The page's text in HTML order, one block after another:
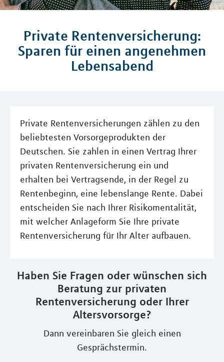
Private Rentenversicherung:
Sparen für einen angenehmen
Lebensabend
Private Rentenversicherungen zählen zu den
beliebtesten Vorsorgeprodukten der
Deutschen. Sie zahlen in einen Vertrag Ihrer
privaten Rentenversicherung ein und
erhalten bei Vertragsende, in der Regel zu
Rentenbeginn, eine lebenslange Rente. Dabei
entscheiden Sie nach Ihrer Risikomentalität,
mit welcher Anlageform Sie Ihre private
Rentenversicherung für Ihr Alter aufbauen.
Haben Sie Fragen oder wünschen sich
Beratung zur privaten
Rentenversicherung oder Ihrer
Altersvorsorge?
Dann vereinbaren Sie gleich einen
Gesprächstermin.